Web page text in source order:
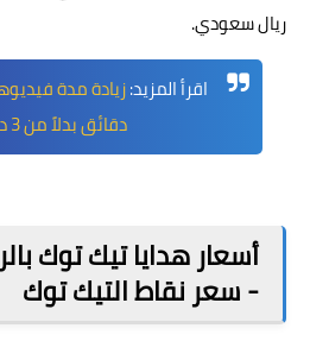
ريال سعودي.
اقرأ المزيد:
دقائق بدلاً من 3 دقائق
أسعار هدايا تيك توك
- سعر نقاط التيك توك